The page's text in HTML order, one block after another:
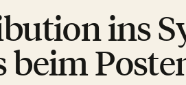
ins
beim